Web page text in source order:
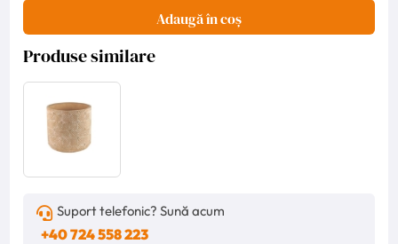
Adaugă în coș
Produse similare
Suport telefonic? Sună acum
+40 724 558 223